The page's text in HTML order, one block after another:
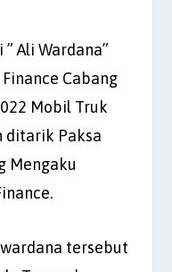
Ali Wardana”
Cabang
Mobil Truk
ditarik Paksa
Mengaku
tersebut